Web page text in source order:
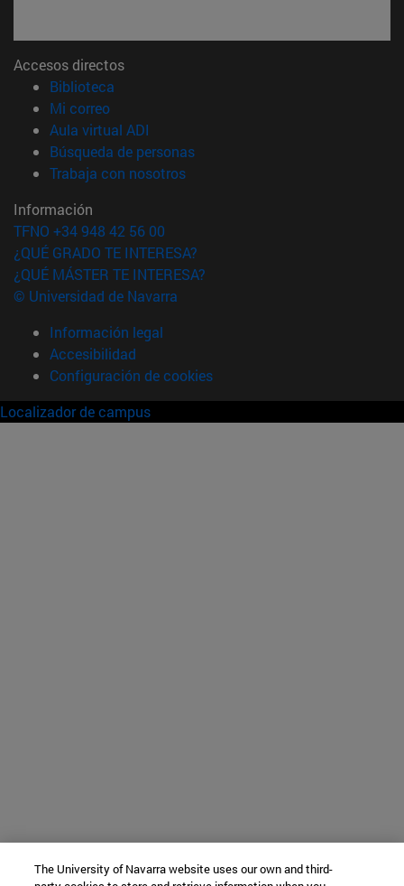
Accesos directos
Biblioteca
Mi correo(abre en nueva ventana)
Aula virtual ADI
Búsqueda de personas(abre en nueva ventana)
Trabaja con nosotros(abre en nueva ventana)
Información
TFNO +34 948 42 56 00
¿QUÉ GRADO TE INTERESA?
¿QUÉ MÁSTER TE INTERESA?
© Universidad de Navarra
Información legal
Accesibilidad
Configuración de cookies
Localizador de campus
The University of Navarra website uses our own and third-